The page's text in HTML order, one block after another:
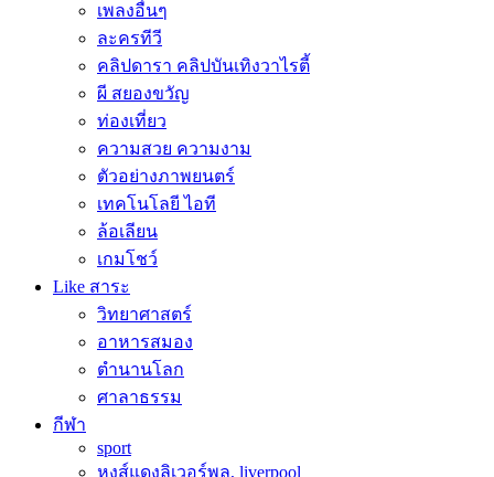
เพลงอื่นๆ
ละครทีวี
คลิปดารา คลิปบันเทิงวาไรตี้
ผี สยองขวัญ
ท่องเที่ยว
ความสวย ความงาม
ตัวอย่างภาพยนตร์
เทคโนโลยี ไอที
ล้อเลียน
เกมโชว์
Like สาระ
วิทยาศาสตร์
อาหารสมอง
ตำนานโลก
ศาลาธรรม
กีฬา
sport
หงส์แดงลิเวอร์พูล, liverpool